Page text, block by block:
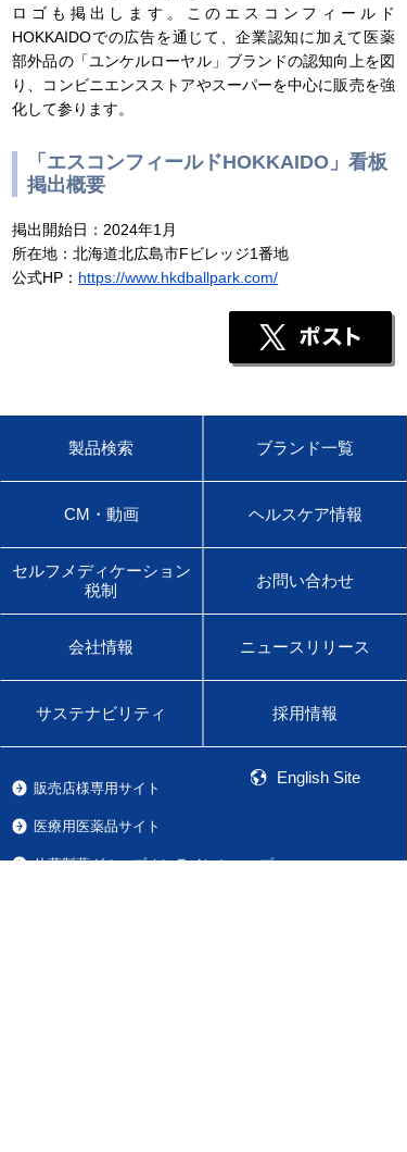
ロゴも掲出します。このエスコンフィールド
HOKKAIDOでの広告を通じて、企業認知に加えて医薬
部外品の「ユンケルローヤル」ブランドの認知向上を図
り、コンビニエンスストアやスーパーを中心に販売を強
化して参ります。
「エスコンフィールドHOKKAIDO」看板
掲出概要
掲出開始日：2024年1月
所在地：北海道北広島市Fビレッジ1番地
公式HP： https://www.hkdballpark.com/
製品検索 ブランド一覧
CM・動画 ヘルスケア情報
セルフメディケーション
税制
お問い合わせ
会社情報 ニュースリリース
サステナビリティ 採用情報
English Site
販売店様専用サイト
医療用医薬品サイト
佐藤製薬グループオンラインショップ